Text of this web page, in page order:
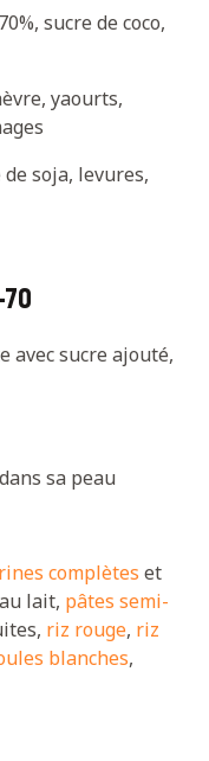
sucre de coco,
yaourts,
soja, levures,
70
avec sucre ajouté,
sa peau
complètes et
lait, pâtes semi-
riz rouge, riz
blanches,